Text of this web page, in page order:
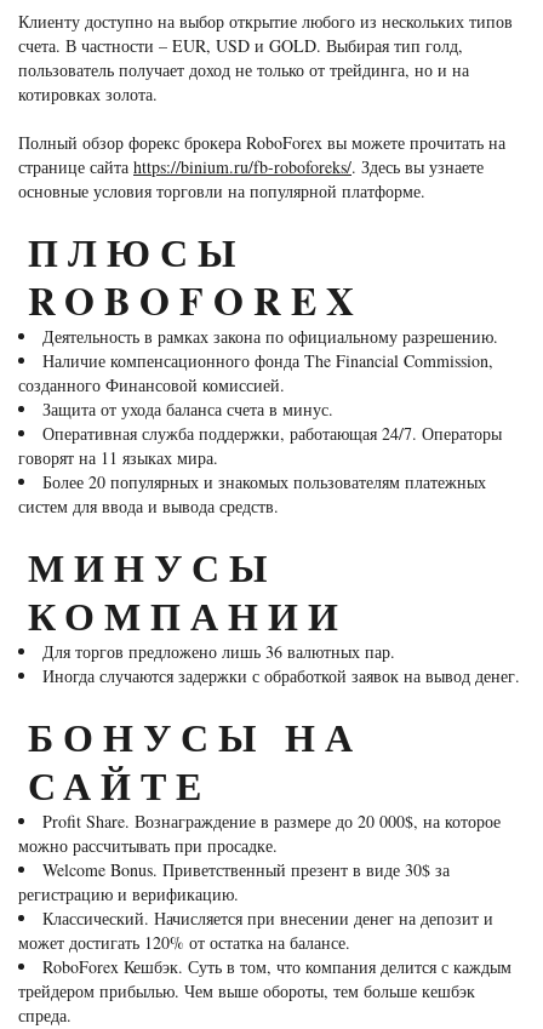
Клиенту доступно на выбор открытие любого из нескольких типов
счета. В частности – EUR, USD и GOLD. Выбирая тип голд,
пользователь получает доход не только от трейдинга, но и на
котировках золота.
Полный обзор форекс брокера RoboForex вы можете прочитать на
странице сайта https://binium.ru/fb-roboforeks/. Здесь вы узнаете
основные условия торговли на популярной платформе.
ПЛЮСЫ
ROBOFOREX
Деятельность в рамках закона по официальному разрешению.
Наличие компенсационного фонда The Financial Commission,
созданного Финансовой комиссией.
Защита от ухода баланса счета в минус.
Оперативная служба поддержки, работающая 24/7. Операторы
говорят на 11 языках мира.
Более 20 популярных и знакомых пользователям платежных
систем для ввода и вывода средств.
МИНУСЫ
КОМПАНИИ
Для торгов предложено лишь 36 валютных пар.
Иногда случаются задержки с обработкой заявок на вывод денег.
БОНУСЫ НА
САЙТЕ
Profit Share. Вознаграждение в размере до 20 000$, на которое
можно рассчитывать при просадке.
Welcome Bonus. Приветственный презент в виде 30$ за
регистрацию и верификацию.
Классический. Начисляется при внесении денег на депозит и
может достигать 120% от остатка на балансе.
RoboForex Кешбэк. Суть в том, что компания делится с каждым
трейдером прибылью. Чем выше обороты, тем больше кешбэк
спреда.